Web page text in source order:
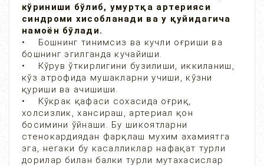
кўриниши бўлиб, умуртқа артерияси
синдроми хисобланади ва у қуйидагича
намоён бўлади.
• Бошнинг тинимсиз ва кучли оғриши ва
бошнинг эгилганда кучайиши.
• Кўрув ўткирлигини бузилиши, иккиланиш,
кўз атрофида мушакларни учиши, кўзни
қуриши ва ачишиши.
• Кўкрак қафаси сохасида оғриқ,
холсизлик, хансираш, артериал қон
босимини ўйнаши. Бу шикоятларни
стенокардиядан фарқлаш мухим ахамиятга
эга, негаки бу касалликлар нафақат турли
дорилар билан балки турли мутахасислар